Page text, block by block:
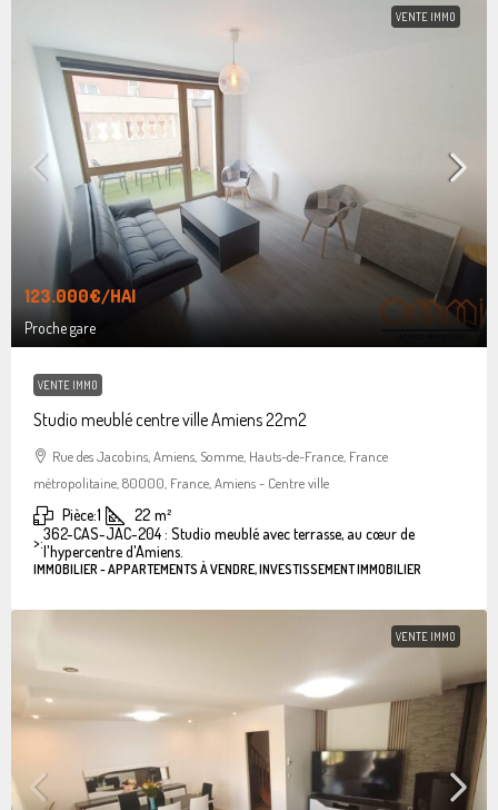
VENTE IMMO
123.000€/HAI
Proche gare
VENTE IMMO
Studio meublé centre ville Amiens 22m2
Rue des Jacobins, Amiens, Somme, Hauts-de-France, France
métropolitaine, 80000, France, Amiens - Centre ville
Pièce:1 22 m²
>:362-CAS-JAC-204 : Studio meublé avec terrasse, au cœur de
l'hypercentre d'Amiens.
IMMOBILIER - APPARTEMENTS À VENDRE, INVESTISSEMENT IMMOBILIER
VENTE IMMO